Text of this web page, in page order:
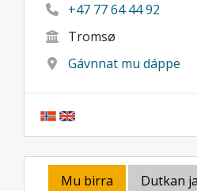
+47 77 64 44 92
Tromsø
Gávnnat mu dáppe
Mu birra
Dutkan